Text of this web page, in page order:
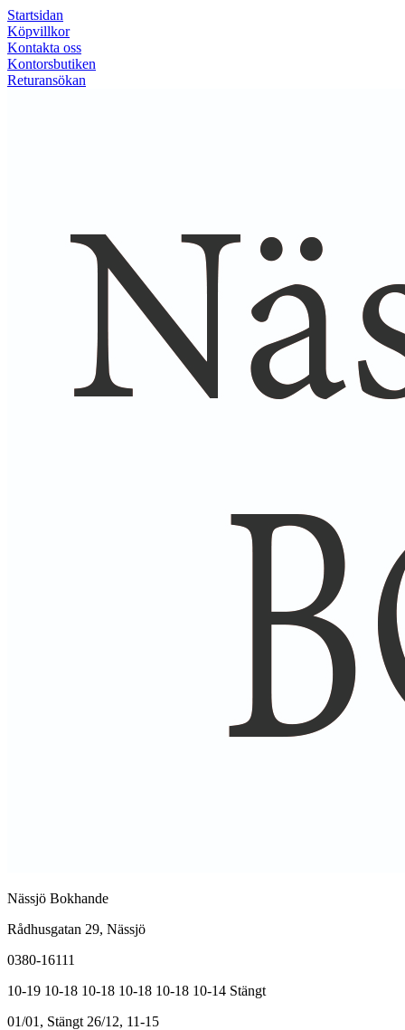
Startsidan
Köpvillkor
Kontakta oss
Kontorsbutiken
Returansökan
Nässjö Bokhande
Rådhusgatan 29, Nässjö
0380-16111
10-19 10-18 10-18 10-18 10-18 10-14 Stängt
01/01, Stängt 26/12, 11-15